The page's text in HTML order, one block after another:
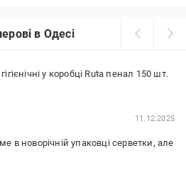
в Одесі
у коробці Ruta пенал 150 шт.
11.12.2025
в новорічній упаковці серветки, але